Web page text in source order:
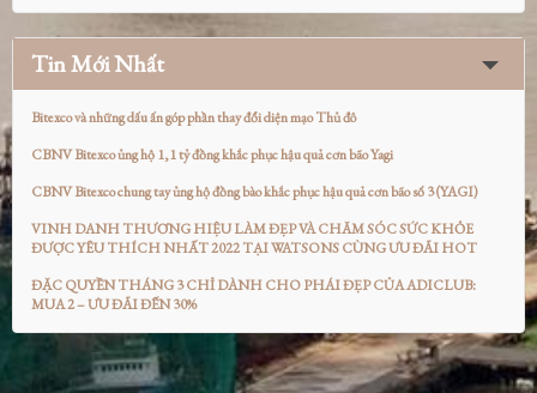
Tin Mới Nhất
Bitexco và những dấu ấn góp phần thay đổi diện mạo Thủ đô
CBNV Bitexco ủng hộ 1,1 tỷ đồng khắc phục hậu quả cơn bão Yagi
CBNV Bitexco chung tay ủng hộ đồng bào khắc phục hậu quả cơn bão số 3 (YAGI)
VINH DANH THƯƠNG HIỆU LÀM ĐẸP VÀ CHĂM SÓC SỨC KHỎE
ĐƯỢC YÊU THÍCH NHẤT 2022 TẠI WATSONS CÙNG ƯU ĐÃI HOT
ĐẶC QUYỀN THÁNG 3 CHỈ DÀNH CHO PHÁI ĐẸP CỦA ADICLUB:
MUA 2 – ƯU ĐÃI ĐẾN 30%